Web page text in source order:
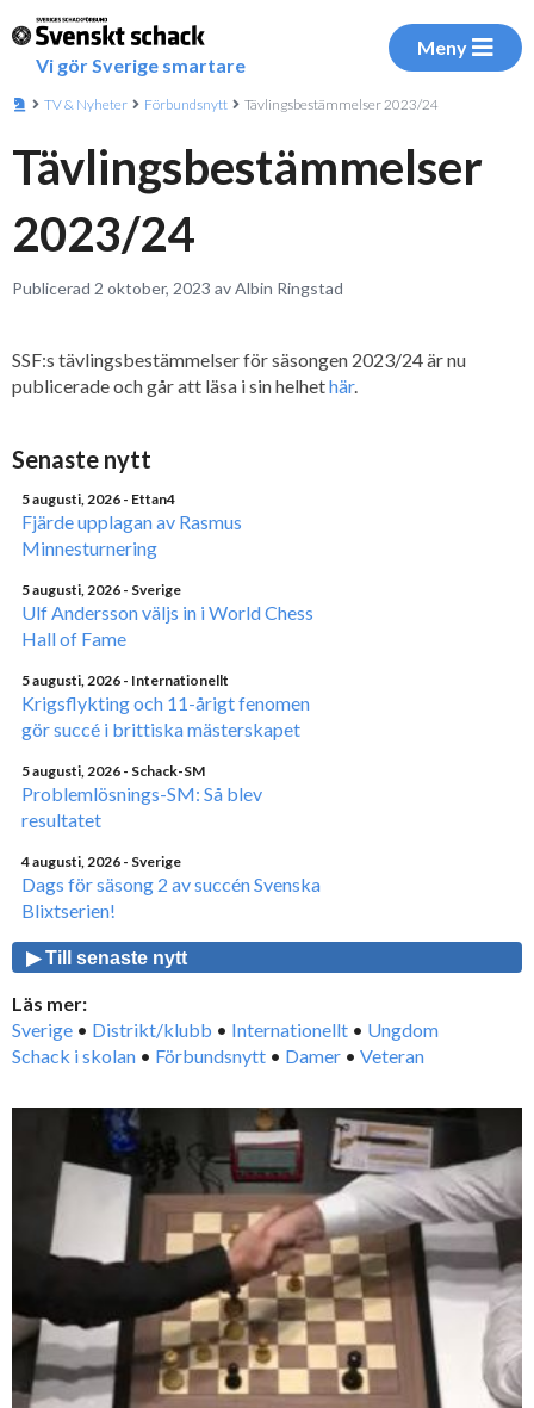
Vi gör Sverige smartare
Meny
TV & Nyheter Förbundsnytt Tävlingsbestämmelser 2023/24
Tävlingsbestämmelser
2023/24
Publicerad 2 oktober, 2023 av Albin Ringstad
SSF:s tävlingsbestämmelser för säsongen 2023/24 är nu
publicerade och går att läsa i sin helhethär.
Senaste nytt
5 augusti, 2026 - Ettan4
Fjärde upplagan av Rasmus
Minnesturnering
5 augusti, 2026 - Sverige
Ulf Andersson väljs in i World Chess
Hall of Fame
5 augusti, 2026 - Internationellt
Krigsflykting och 11-årigt fenomen
gör succé i brittiska mästerskapet
5 augusti, 2026 - Schack-SM
Problemlösnings-SM: Så blev
resultatet
4 augusti, 2026 - Sverige
Dags för säsong 2 av succén Svenska
Blixtserien!
▶ Till senaste nytt
Läs mer:
Sverige • Distrikt/klubb • Internationellt • Ungdom
Schack i skolan • Förbundsnytt • Damer • Veteran